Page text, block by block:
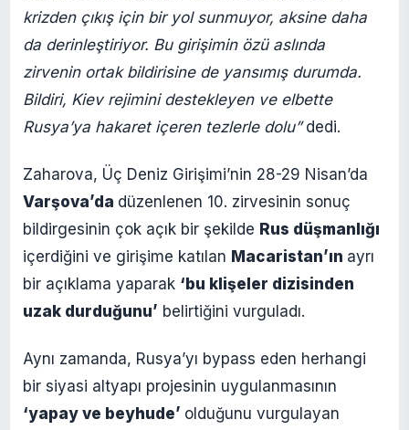
krizden çıkış için bir yol sunmuyor, aksine daha
da derinleştiriyor. Bu girişimin özü aslında
zirvenin ortak bildirisine de yansımış durumda.
Bildiri, Kiev rejimini destekleyen ve elbette
Rusya’ya hakaret içeren tezlerle dolu”dedi.
Zaharova, Üç Deniz Girişimi’nin 28-29 Nisan’da
Varşova’da düzenlenen 10. zirvesinin sonuç
bildirgesinin çok açık bir şekilde Rus düşmanlığı
içerdiğini ve girişime katılan Macaristan’ın ayrı
bir açıklama yaparak ‘bu klişeler dizisinden
uzak durduğunu’ belirtiğini vurguladı.
Aynı zamanda, Rusya’yı bypass eden herhangi
bir siyasi altyapı projesinin uygulanmasının
‘yapay ve beyhude’ olduğunu vurgulayan